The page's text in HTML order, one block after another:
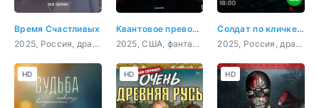
Время Счастливых
2025, Россия, драма, комедия
Квантовое превосходство
2025, США, фантастика, боевик, приключения
Солдат по кличке Рекс
2025, Россия, драма, военный
HD HD HD